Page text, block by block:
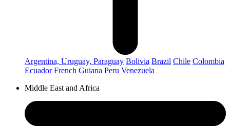
Argentina, Uruguay, Paraguay Bolivia Brazil Chile Colombia
Ecuador French Guiana Peru Venezuela
Middle East and Africa